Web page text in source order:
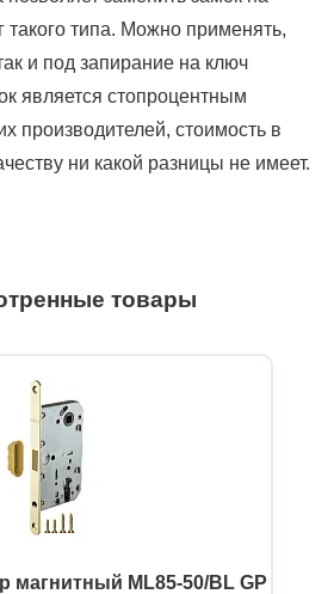
такого типа. Можно применять,
и под запирание на ключ
является стопроцентным
производителей, стоимость в
ни какой разницы не имеет.
товары
магнитный ML85-50/BL GP